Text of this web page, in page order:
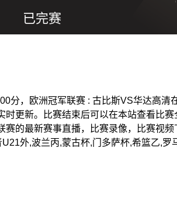
已完赛
分，欧洲冠军联赛 : 古比斯VS华达高清
更新。比赛结束后可以在本站查看比赛
的最新赛事直播，比赛录像，比赛视
外,波兰丙,蒙古杯,门多萨杯,希篮乙,罗